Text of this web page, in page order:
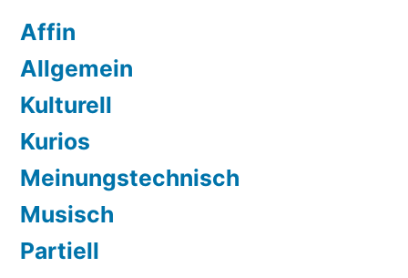
Affin
Allgemein
Kulturell
Kurios
Meinungstechnisch
Musisch
Partiell